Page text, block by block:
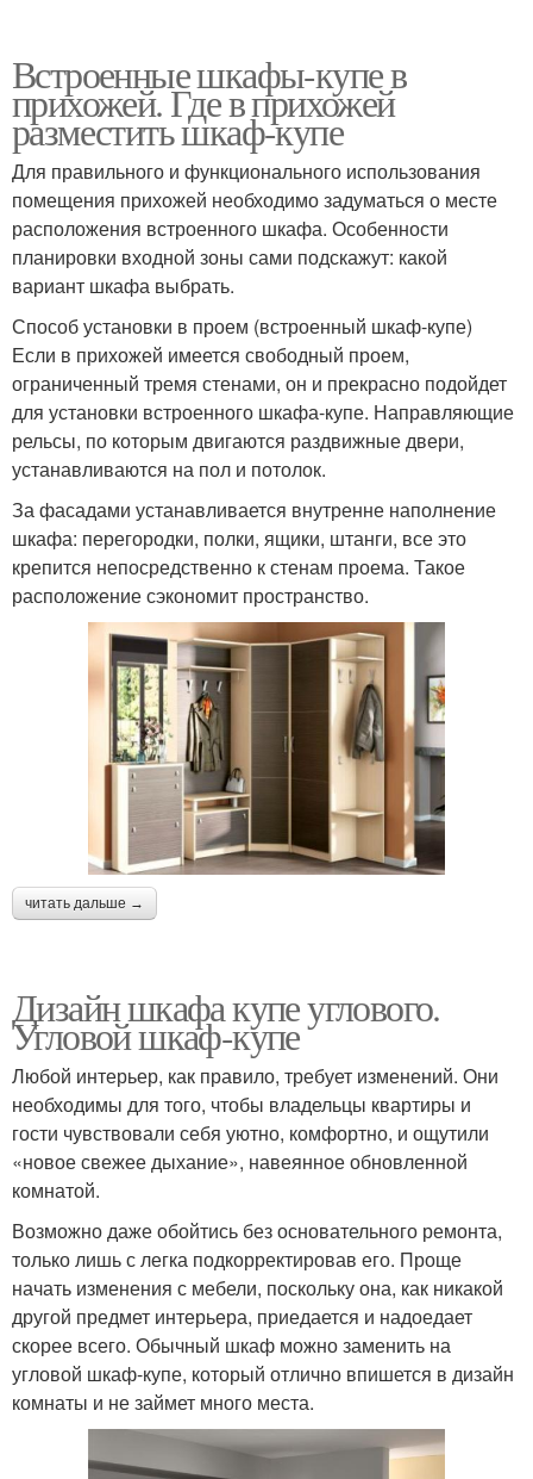
Встроенные шкафы-купе в
прихожей. Где в прихожей
разместить шкаф-купе
Для правильного и функционального использования
помещения прихожей необходимо задуматься о месте
расположения встроенного шкафа. Особенности
планировки входной зоны сами подскажут: какой
вариант шкафа выбрать.
Способ установки в проем (встроенный шкаф-купе)
Если в прихожей имеется свободный проем,
ограниченный тремя стенами, он и прекрасно подойдет
для установки встроенного шкафа-купе. Направляющие
рельсы, по которым двигаются раздвижные двери,
устанавливаются на пол и потолок.
За фасадами устанавливается внутренне наполнение
шкафа: перегородки, полки, ящики, штанги, все это
крепится непосредственно к стенам проема. Такое
расположение сэкономит пространство.
читать дальше →
Дизайн шкафа купе углового.
Угловой шкаф-купе
Любой интерьер, как правило, требует изменений. Они
необходимы для того, чтобы владельцы квартиры и
гости чувствовали себя уютно, комфортно, и ощутили
«новое свежее дыхание», навеянное обновленной
комнатой.
Возможно даже обойтись без основательного ремонта,
только лишь с легка подкорректировав его. Проще
начать изменения с мебели, поскольку она, как никакой
другой предмет интерьера, приедается и надоедает
скорее всего. Обычный шкаф можно заменить на
угловой шкаф-купе, который отлично впишется в дизайн
комнаты и не займет много места.